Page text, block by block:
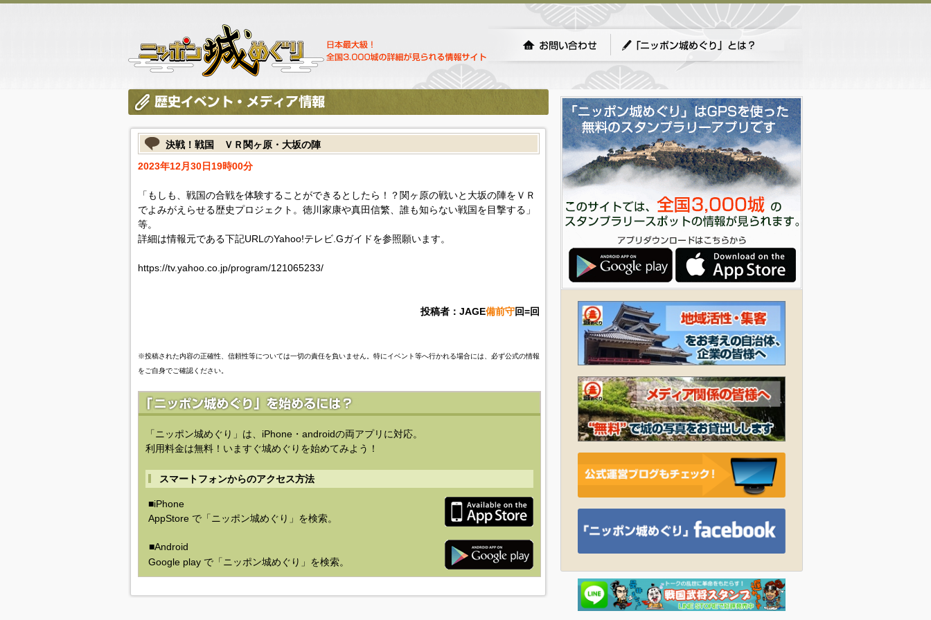
決戦！戦国 ＶＲ関ヶ原・大坂の陣
2023年12月30日19時00分
「もしも、戦国の合戦を体験することができるとしたら！？関ヶ原の戦いと大坂の陣をＶＲ
でよみがえらせる歴史プロジェクト。徳川家康や真田信繁、誰も知らない戦国を目撃する」
等。
詳細は情報元である下記URLのYahoo!テレビ.Gガイドを参照願います。
https://tv.yahoo.co.jp/program/121065233/
投稿者：JAGE備前守回=回
※投稿された内容の正確性、信頼性等については一切の責任を負いません。特にイベント等へ行かれる場合には、必ず公式の情報
をご自身でご確認ください。
「ニッポン城めぐり」は、iPhone・androidの両アプリに対応。
利用料金は無料！いますぐ城めぐりを始めてみよう！
スマートフォンからのアクセス方法
■iPhone
AppStore で「ニッポン城めぐり」を検索。
■Android
Google play で「ニッポン城めぐり」を検索。